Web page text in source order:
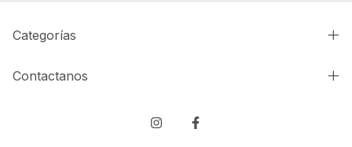
Categorías
Contactanos